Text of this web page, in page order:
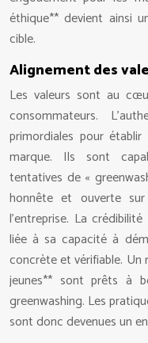
éthique** devient ainsi
cible.
Alignement des
Les valeurs sont au
consommateurs.
primordiales pour
marque. Ils sont
tentatives de «
honnête et ouverte
l’entreprise. La
liée à sa capacité à
concrète et vérifiable. Un
jeunes** sont prêts à
greenwashing. Les
sont donc devenues un